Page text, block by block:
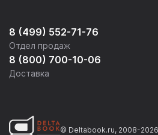
8 (499) 552-71-76
Отдел продаж
8 (800) 700-10-06
Доставка
© Deltabook.ru, 2008-2026